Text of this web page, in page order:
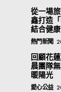
從一場
鑫打造
結合健
熱門新聞
回顧花
晨團隊
暖陽光
愛心公益